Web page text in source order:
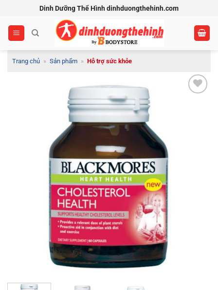
nội
dung
Dinh Dưỡng Thể Hình dinhduongthehinh.com
Trang chủ » Sản phẩm » Hỗ trợ sức khỏe